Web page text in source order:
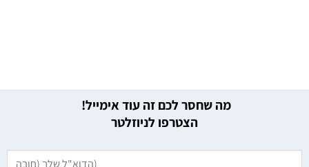
מה שחסר לכם זה עוד אימייל!
הצטרפו לניוזלטר